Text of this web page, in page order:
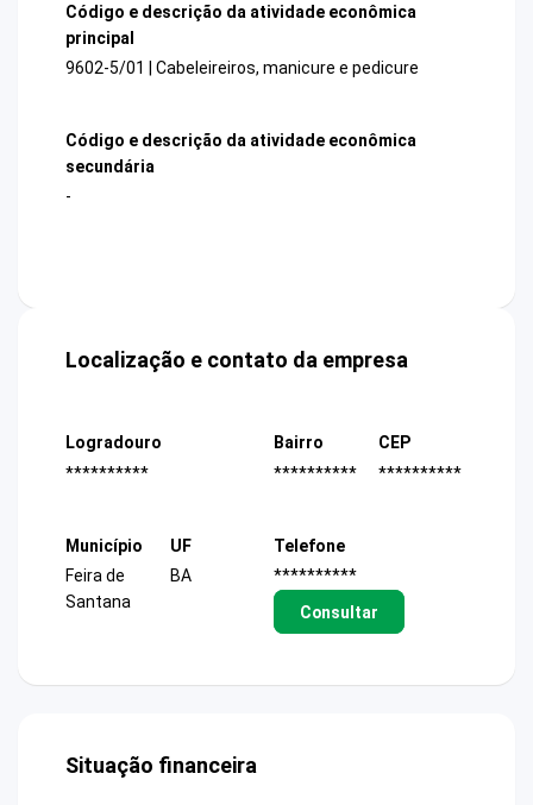
Código e descrição da atividade econômica
principal
9602-5/01 | Cabeleireiros, manicure e pedicure
Código e descrição da atividade econômica
secundária
-
Localização e contato da empresa
Logradouro
**********
Bairro
**********
CEP
**********
Município
Feira de
Santana
UF
BA
Telefone
**********
Consultar
Situação financeira